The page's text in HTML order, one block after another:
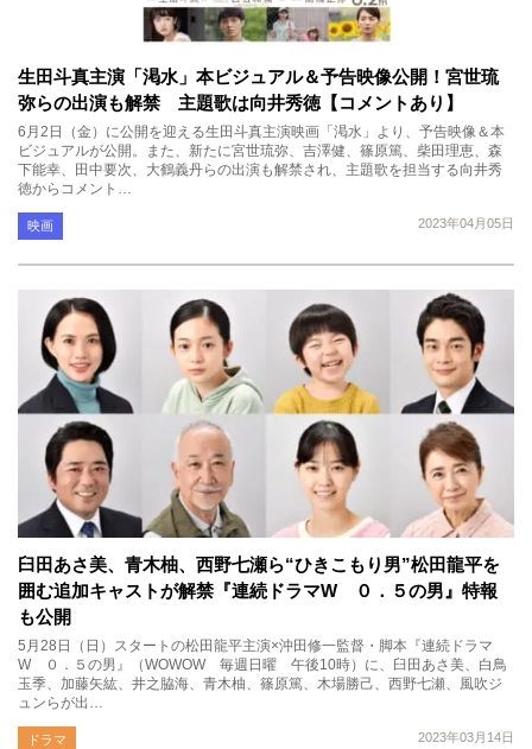
生田斗真主演「渇水」本ビジュアル＆予告映像公開！宮世琉
弥らの出演も解禁 主題歌は向井秀徳【コメントあり】
6月2日（金）に公開を迎える生田斗真主演映画「渇水」より、予告映像＆本
ビジュアルが公開。また、新たに宮世琉弥、吉澤健、篠原篤、柴田理恵、森
下能幸、田中要次、大鶴義丹らの出演も解禁され、主題歌を担当する向井秀
徳からコメント…
2023年04月05日
映画
臼田あさ美、青木柚、西野七瀬ら“ひきこもり男”松田龍平を
囲む追加キャストが解禁『連続ドラマW ０．５の男』特報
も公開
5月28日（日）スタートの松田龍平主演×沖田修一監督・脚本『連続ドラマ
W ０．５の男』（WOWOW 毎週日曜 午後10時）に、臼田あさ美、白鳥
玉季、加藤矢紘、井之脇海、青木柚、篠原篤、木場勝己、西野七瀬、風吹ジ
ュンらが出…
2023年03月14日
ドラマ